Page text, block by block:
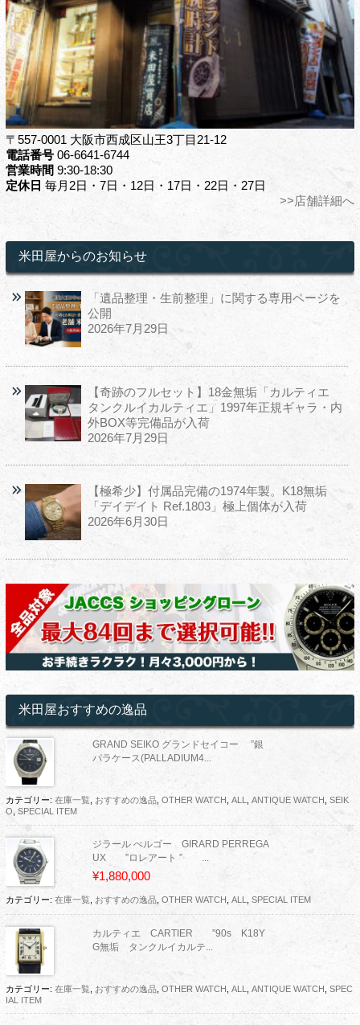
〒557-0001 大阪市西成区山王3丁目21-12
電話番号06-6641-6744
営業時間 9:30-18:30
定休日 毎月2日・7日・12日・17日・22日・27日
>>店舗詳細へ
米田屋からのお知らせ
「遺品整理・生前整理」に関する専用ページを
公開
2026年7月29日
【奇跡のフルセット】18金無垢「カルティエ
タンクルイカルティエ」1997年正規ギャラ・内
外BOX等完備品が入荷
2026年7月29日
【極希少】付属品完備の1974年製。K18無垢
「デイデイト Ref.1803」極上個体が入荷
2026年6月30日
米田屋おすすめの逸品
GRAND SEIKO グランドセイコー ”銀
パラケース(PALLADIUM4...
カテゴリー: 在庫一覧, おすすめの逸品, OTHER WATCH ALL ANTIQUE WATCH
SEIK
O SPECIAL ITEM
ジラール ぺルゴー GIRARD PERREGA
UX ”ロレアート ” ...
¥1,880,000
カテゴリー: 在庫一覧, おすすめの逸品, OTHER WATCH ALL SPECIAL ITEM
カルティエ CARTIER ”90s K18Y
G無垢 タンクルイカルテ...
カテゴリー: 在庫一覧, おすすめの逸品, OTHER WATCH ALL ANTIQUE WATCH SPEC
IAL ITEM